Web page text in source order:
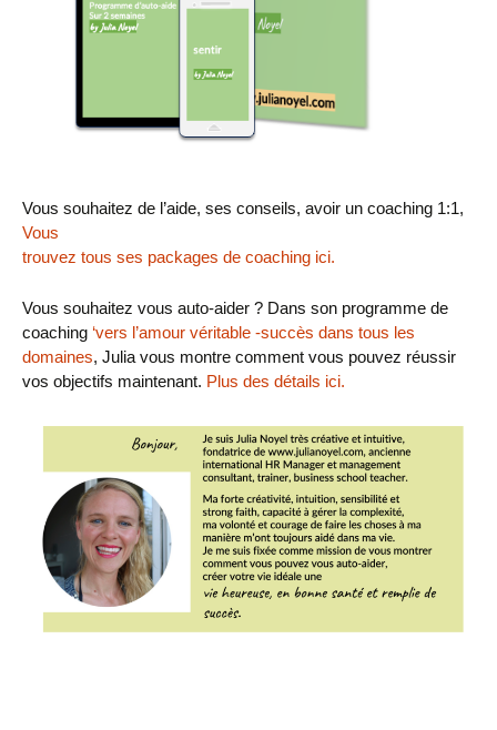
Vous souhaitez de l’aide, ses conseils, avoir un coaching 1:1,
Vous
trouvez tous ses packages de coaching ici.
Vous souhaitez vous auto-aider ? Dans son programme de
coaching ‘vers l’amour véritable -succès dans tous les
domaines, Julia vous montre comment vous pouvez réussir
vos objectifs maintenant. Plus des détails ici.